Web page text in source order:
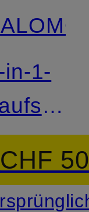
in-1-
CHF